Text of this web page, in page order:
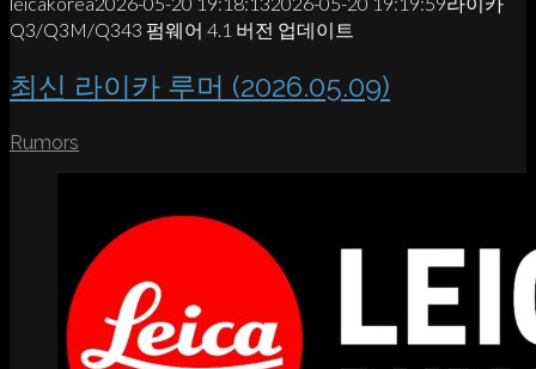
Q3/Q3M/Q343 펌웨어 4.1 버전 업데이트
최신 라이카 루머 (2026.05.09)
Rumors